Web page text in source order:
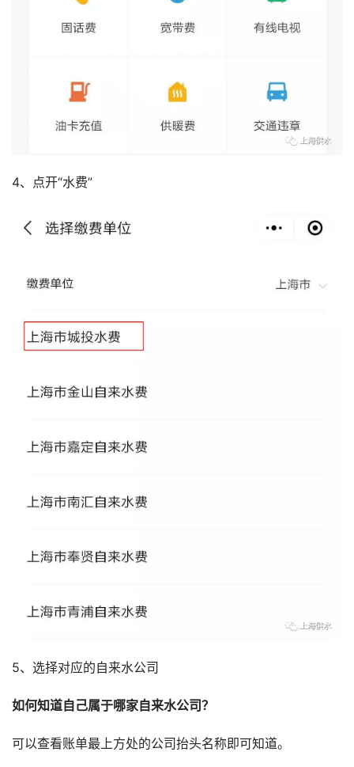
4、点开“水费”
5、选择对应的自来水公司
如何知道自己属于哪家自来水公司？
可以查看账单最上方处的公司抬头名称即可知道。